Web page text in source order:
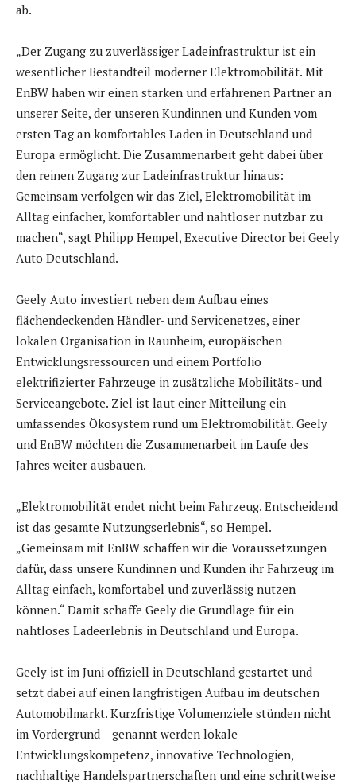
ab.
„Der Zugang zu zuverlässiger Ladeinfrastruktur ist ein
wesentlicher Bestandteil moderner Elektromobilität. Mit
EnBW haben wir einen starken und erfahrenen Partner an
unserer Seite, der unseren Kundinnen und Kunden vom
ersten Tag an komfortables Laden in Deutschland und
Europa ermöglicht. Die Zusammenarbeit geht dabei über
den reinen Zugang zur Ladeinfrastruktur hinaus:
Gemeinsam verfolgen wir das Ziel, Elektromobilität im
Alltag einfacher, komfortabler und nahtloser nutzbar zu
machen“, sagt Philipp Hempel, Executive Director bei Geely
Auto Deutschland.
Geely Auto investiert neben dem Aufbau eines
flächendeckenden Händler- und Servicenetzes, einer
lokalen Organisation in Raunheim, europäischen
Entwicklungsressourcen und einem Portfolio
elektrifizierter Fahrzeuge in zusätzliche Mobilitäts- und
Serviceangebote. Ziel ist laut einer Mitteilung ein
umfassendes Ökosystem rund um Elektromobilität. Geely
und EnBW möchten die Zusammenarbeit im Laufe des
Jahres weiter ausbauen.
„Elektromobilität endet nicht beim Fahrzeug. Entscheidend
ist das gesamte Nutzungserlebnis“, so Hempel.
„Gemeinsam mit EnBW schaffen wir die Voraussetzungen
dafür, dass unsere Kundinnen und Kunden ihr Fahrzeug im
Alltag einfach, komfortabel und zuverlässig nutzen
können.“ Damit schaffe Geely die Grundlage für ein
nahtloses Ladeerlebnis in Deutschland und Europa.
Geely ist im Juni offiziell in Deutschland gestartet und
setzt dabei auf einen langfristigen Aufbau im deutschen
Automobilmarkt. Kurzfristige Volumenziele stünden nicht
im Vordergrund – genannt werden lokale
Entwicklungskompetenz, innovative Technologien,
nachhaltige Handelspartnerschaften und eine schrittweise